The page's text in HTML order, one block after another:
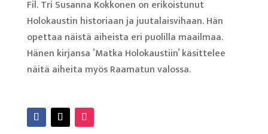
Fil. Tri Susanna Kokkonen on erikoistunut
Holokaustin historiaan ja juutalaisvihaan. Hän
opettaa näistä aiheista eri puolilla maailmaa.
Hänen kirjansa ’Matka Holokaustiin’ käsittelee
näitä aiheita myös Raamatun valossa.